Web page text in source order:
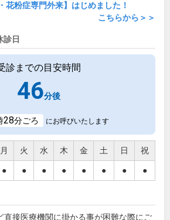
花粉症専門外来】はじめました！
こちらから＞＞
診日
診までの目安時間
46分後
28分ごろ にお呼びいたします
月 火 水 木 金 土 日 祝
● ● ● ● ● ● ● ●
直接医療機関に掛かる事が困難な際にご